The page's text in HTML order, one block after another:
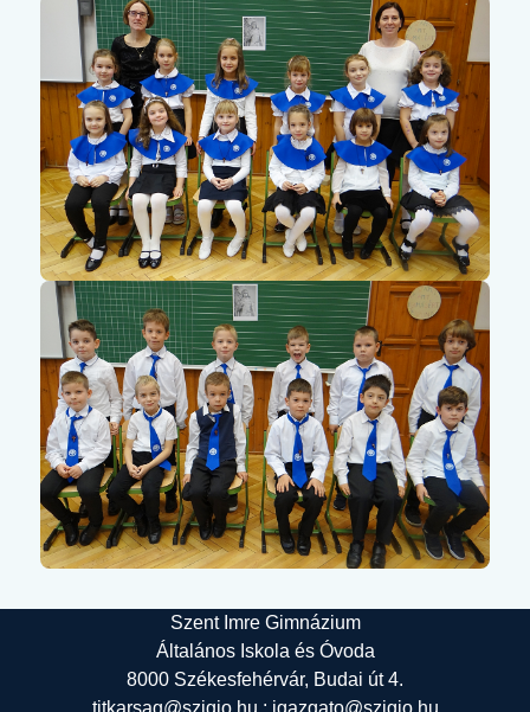
Szent Imre Gimnázium
Általános Iskola és Óvoda
8000 Székesfehérvár, Budai út 4.
titkarsag@szigio.hu ; igazgato@szigio.hu